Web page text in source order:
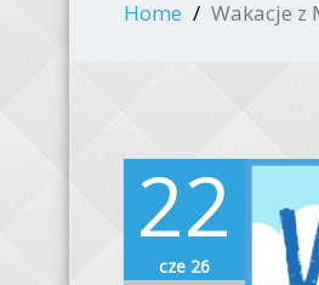
Home Wakacje z
22
cze 26